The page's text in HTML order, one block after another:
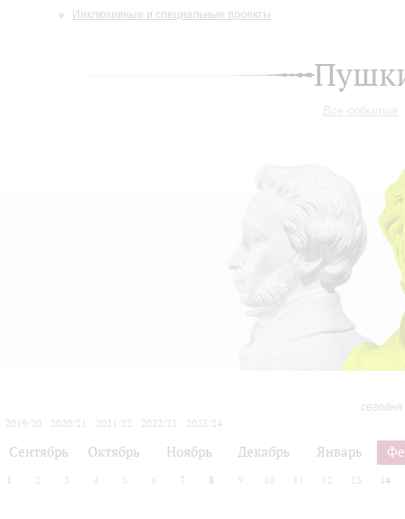
Инклюзивные и специальные проекты
Все события
2019/20
2020/21 2021/22 2022/23
2023/24
Сентябрь Октябрь Ноябрь Декабрь Январь
1 2 3 4 5 6 7 8 9 10 12 13 14